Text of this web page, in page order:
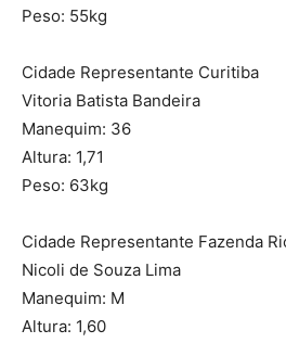
Peso: 55kg
Cidade Representante Curitiba
Vitoria Batista Bandeira
Manequim: 36
Altura: 1,71
Peso: 63kg
Cidade Representante Fazenda
Nicoli de Souza Lima
Manequim: M
Altura: 1,60